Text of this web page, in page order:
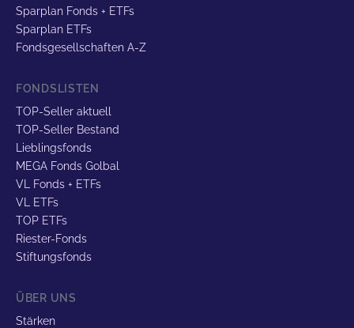
Sparplan Fonds + ETFs
Sparplan ETFs
Fondsgesellschaften A-Z
FONDSLISTEN
TOP-Seller aktuell
TOP-Seller Bestand
Lieblingsfonds
MEGA Fonds Golbal
VL Fonds + ETFs
VL ETFs
TOP ETFs
Riester-Fonds
Stiftungsfonds
ÜBER UNS
Stärken